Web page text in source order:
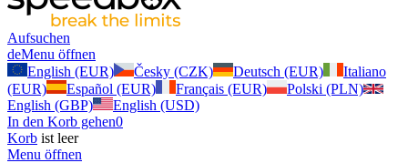
Aufsuchen
deMenu öffnen
English (EUR)
Česky (CZK) Deutsch (EUR)
Italiano
(EUR)
Español (EUR) Français (EUR)
Polski (PLN)
English (GBP)
English (USD)
In den Korb gehen0
Korb ist leer
Menu öffnen